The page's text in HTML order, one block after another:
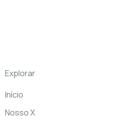
Explorar
Início
Nosso X